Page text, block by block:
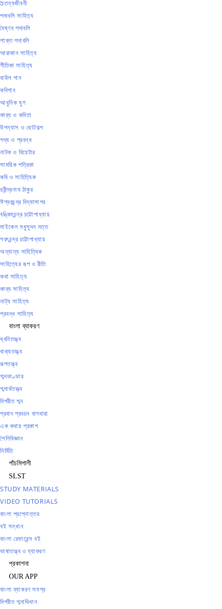
চৈতন্যজীবনী
পদাবলি সাহিত্য
বৈষ্ণব পদাবলি
শাক্ত পদাবলি
আরাকান সাহিত্য
গীতিকা সাহিত্য
বাউল গান
কবিগান
আধুনিক যুগ
কাব্য ও কবিতা
উপন্যাস ও ছোটগল্প
গদ্য ও প্রবন্ধ
নাটক ও থিয়েটার
সাময়িক পত্রিকা
কবি ও সাহিত্যিক
রবীন্দ্রনাথ ঠাকুর
ঈশ্বরচন্দ্র বিদ্যাসাগর
বঙ্কিমচন্দ্র চট্টোপাধ্যায়
মাইকেল মধুসূদন দত্ত
শরৎচন্দ্র চট্টোপাধ্যায়
অন্যান্য সাহিত্যিক
সাহিত্যের রূপ ও রীতি
কথা সাহিত্য
কাব্য সাহিত্য
নাট্য সাহিত্য
প্রবন্ধ সাহিত্য
বাংলা ব্যাকরণ
ধ্বনিতত্ত্ব
বাক্যতত্ত্ব
রূপতত্ত্ব
শব্দভাণ্ডার
শব্দার্থতত্ত্ব
বিপরীত শব্দ
প্রবাদ প্রবচন বাগধারা
এক কথায় প্রকাশ
শৈলিবিজ্ঞান
নির্মিতি
পাঁচমিশালী
SLST
STUDY MATERIALS
VIDEO TUTORIALS
বাংলা প্রশ্নোত্তর
বই সন্ধান
বাংলা রেফারেন্স বই
ভাষাতত্ত্ব ও ব্যাকরণ
প্রকাশনা
OUR APP
বাংলা ব্যাকরণ সমগ্র
বিপরীত শব্দাভিধান